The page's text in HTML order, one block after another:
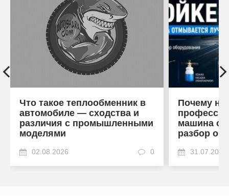
Что такое теплообменник в
автомобиле — сходства и
различия с промышленными
моделями
02.08.2026 0
Почему на
машина
разбор
31.07.2026